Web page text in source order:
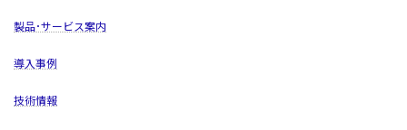
製品･サービス案内
導入事例
技術情報